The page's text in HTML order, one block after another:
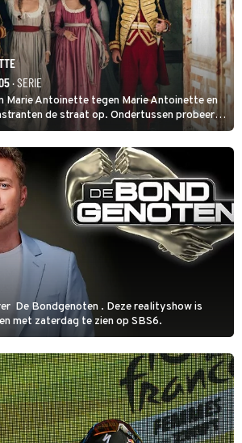
· SERIE
Marie Antoinette tegen Marie Antoinette en
de straat op. Ondertussen probeert
Saint-Cloud te kopen. Ze wil daar haar
De Bondgenoten . Deze realityshow is
met zaterdag te zien op SBS6.